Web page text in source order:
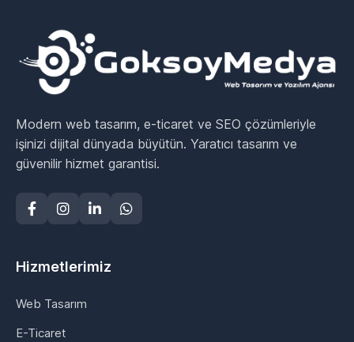
Modern web tasarım, e-ticaret ve SEO çözümleriyle
işinizi dijital dünyada büyütün. Yaratıcı tasarım ve
güvenilir hizmet garantisi.
Hizmetlerimiz
Web Tasarım
E-Ticaret